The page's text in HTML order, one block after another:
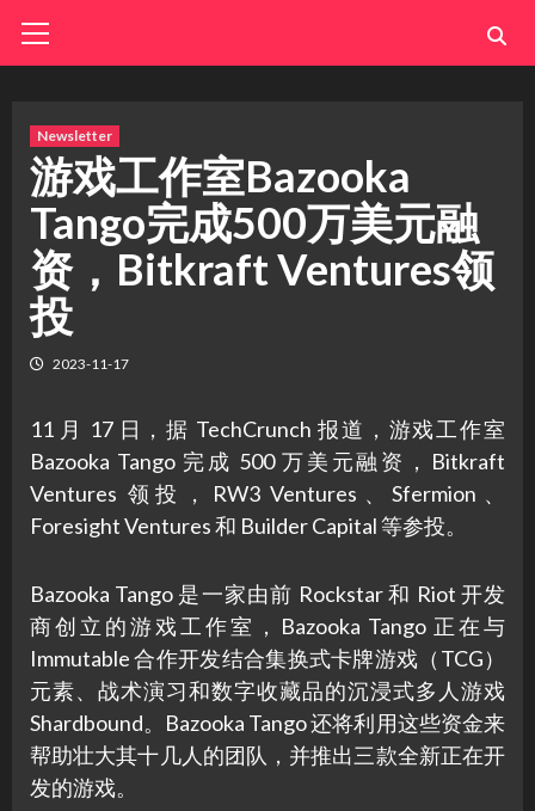
Menu
Newsletter
游戏工作室Bazooka
Tango完成500万美元融
资，Bitkraft Ventures领
投
2023-11-17
11 月 17 日，据 TechCrunch 报道，游戏工作室
Bazooka Tango 完成 500 万美元融资，Bitkraft
Ventures 领投，RW3 Ventures、Sfermion、
Foresight Ventures 和 Builder Capital 等参投。
Bazooka Tango 是一家由前 Rockstar 和 Riot 开发
商创立的游戏工作室，Bazooka Tango 正在与
Immutable 合作开发结合集换式卡牌游戏（TCG）
元素、战术演习和数字收藏品的沉浸式多人游戏
Shardbound。Bazooka Tango 还将利用这些资金来
帮助壮大其十几人的团队，并推出三款全新正在开
发的游戏。